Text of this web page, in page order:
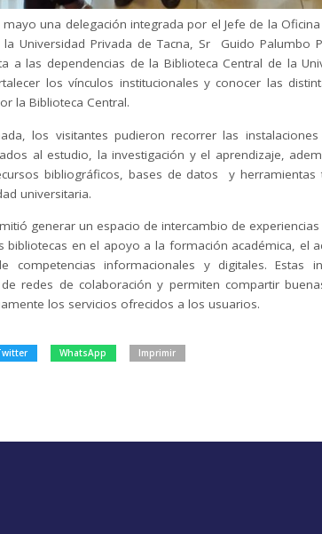
una delegación integrada por el Jefe de la
la Universidad Privada de Tacna, Sr Guido Palumbo
a las dependencias de la Biblioteca Central de la
los vínculos institucionales y conocer las
la Biblioteca Central.
los visitantes pudieron recorrer las
al estudio, la investigación y el aprendizaje,
bibliográficos, bases de datos y herramientas
universitaria.
generar un espacio de intercambio de
bibliotecas en el apoyo a la formación académica, el
competencias informacionales y digitales. Estas
redes de colaboración y permiten compartir
los servicios ofrecidos a los usuarios.
WhatsApp Imprimir